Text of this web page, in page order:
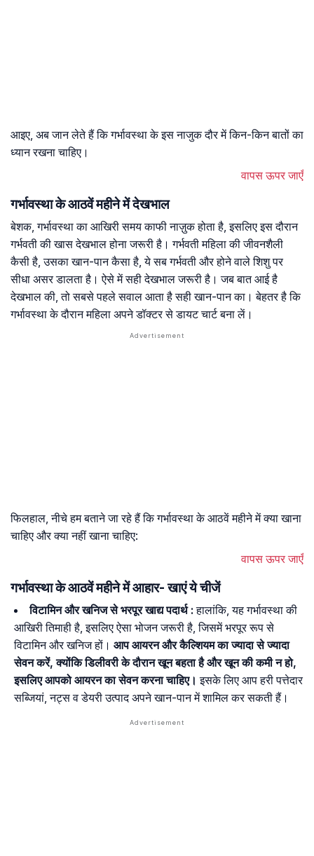
आइए, अब जान लेते हैं कि गर्भावस्था के इस नाजुक दौर में किन-किन बातों का
ध्यान रखना चाहिए।
वापस ऊपर जाएँ
गर्भावस्था के आठवें महीने में देखभाल
बेशक, गर्भावस्था का आखिरी समय काफी नाज़ुक होता है, इसलिए इस दौरान
गर्भवती की खास देखभाल होना जरूरी है। गर्भवती महिला की जीवनशैली
कैसी है, उसका खान-पान कैसा है, ये सब गर्भवती और होने वाले शिशु पर
सीधा असर डालता है। ऐसे में सही देखभाल जरूरी है। जब बात आई है
देखभाल की, तो सबसे पहले सवाल आता है सही खान-पान का। बेहतर है कि
गर्भावस्था के दौरान महिला अपने डॉक्टर से डायट चार्ट बना लें।
फिलहाल, नीचे हम बताने जा रहे हैं कि गर्भावस्था के आठवें महीने में क्या खाना
चाहिए और क्या नहीं खाना चाहिए:
वापस ऊपर जाएँ
गर्भावस्था के आठवें महीने में आहार- खाएं ये चीजें
विटामिन और खनिज से भरपूर खाद्य पदार्थ :हालांकि, यह गर्भावस्था की
आखिरी तिमाही है, इसलिए ऐसा भोजन जरूरी है, जिसमें भरपूर रूप से
विटामिन और खनिज हों। आप आयरन और कैल्शियम का ज्यादा से ज्यादा
सेवन करें, क्योंकि डिलीवरी के दौरान खून बहता है और खून की कमी न हो,
इसलिए आपको आयरन का सेवन करना चाहिए। इसके लिए आप हरी पत्तेदार
सब्जियां, नट्स व डेयरी उत्पाद अपने खान-पान में शामिल कर सकती हैं।